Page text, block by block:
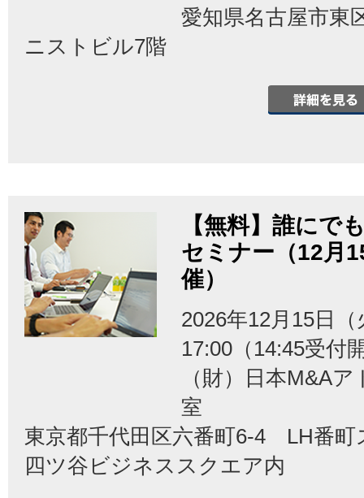
愛知県名古屋市
ニストビル7階
【無料】誰にで
セミナー（12月
催）
2026年12月15日（
17:00（14:45受付
（財）日本M&A
室
東京都千代田区六番町6-4 LH番町
四ツ谷ビジネススクエア内